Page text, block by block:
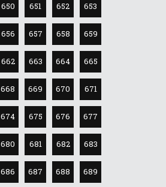
650 651 652 653
656 657 658 659
662 663 664 665
668 669 670 671
674 675 676 677
680 681 682 683
686 687 688 689